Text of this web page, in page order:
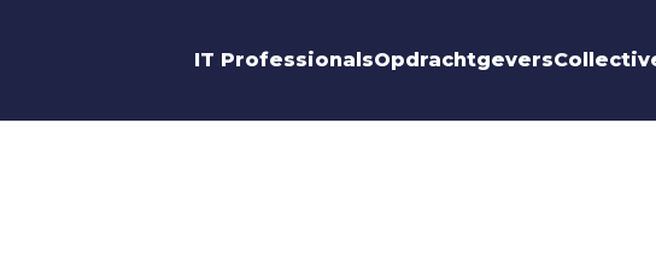
IT ProfessionalsOpdrachtgevers